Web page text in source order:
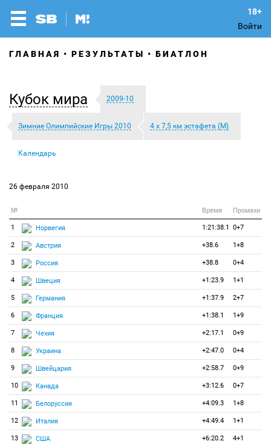
Войти
ГЛАВНАЯ РЕЗУЛЬТАТЫ БИАТЛОН
Кубок мира 2009-10
Зимние Олимпийские Игры 2010 4 х 7,5 км эстафета (М)
Календарь
26 февраля 2010
№ Время Промахи
1 Норвегия 1:21:38.1 0+7
2 Австрия +38.6 1+8
3 Россия +38.8 0+4
4 Швеция +1:23.9 1+1
5 Германия +1:37.9 2+7
6 Франция +1:38.1 1+9
7 Чехия +2:17.1 0+9
8 Украина +2:47.0 0+4
9 Швейцария +2:58.7 0+9
10 Канада +3:12.6 0+7
11 Белоруссия +4:09.3 1+8
12 Италия +4:49.4 1+1
13 США +6:20.2 4+1